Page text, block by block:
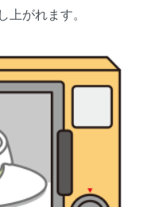
上がれます。